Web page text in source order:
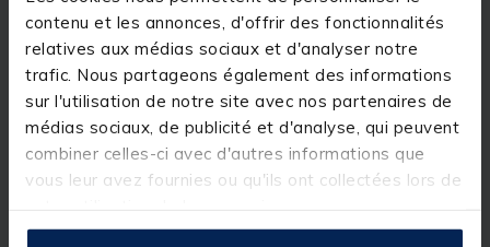
contenu et les annonces, d'offrir des fonctionnalités
relatives aux médias sociaux et d'analyser notre
trafic. Nous partageons également des informations
sur l'utilisation de notre site avec nos partenaires de
médias sociaux, de publicité et d'analyse, qui peuvent
combiner celles-ci avec d'autres informations que
vous leur avez fournies ou qu'ils ont collectées lors de
et améliorer le piquant.
Détails
Vendu par 10
Taille M pour hameçon de 8 et 6
Taille L pour hameçon de 4 et 2